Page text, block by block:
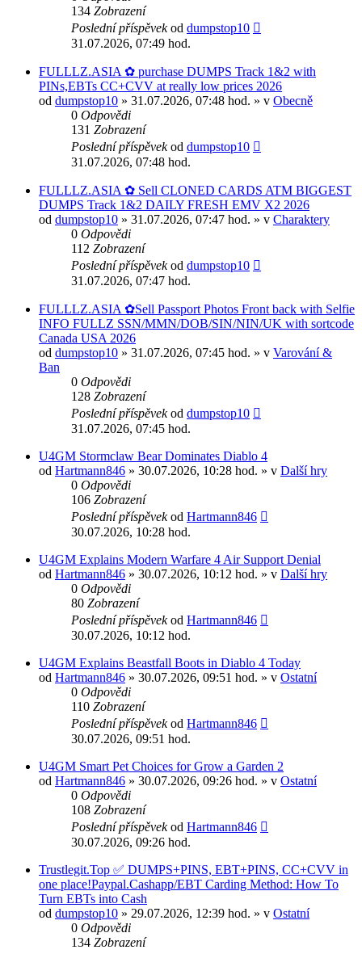
134 Zobrazení
Poslední příspěvekod dumpstop10
31.07.2026, 07:49 hod.
FULLLZ.ASIA ✿ purchase DUMPS Track 1&2 with
PINs,EBTs CC+CVV at really low prices 2026
od dumpstop10 » 31.07.2026, 07:48 hod. » v Obecně
0 Odpovědi
131 Zobrazení
Poslední příspěvekod dumpstop10
31.07.2026, 07:48 hod.
FULLLZ.ASIA ✿ Sell CLONED CARDS ATM BIGGEST
DUMPS Track 1&2 DAILY FRESH EMV X2 2026
od dumpstop10 » 31.07.2026, 07:47 hod. » v Charaktery
0 Odpovědi
112 Zobrazení
Poslední příspěvekod dumpstop10
31.07.2026, 07:47 hod.
FULLLZ.ASIA ✿Sell Passport Photos Front back with Selfie
INFO FULLZ SSN/MMN/DOB/SIN/NIN/UK with sortcode
Canada USA 2026
od dumpstop10 » 31.07.2026, 07:45 hod. » v Varování &
Ban
0 Odpovědi
128 Zobrazení
Poslední příspěvekod dumpstop10
31.07.2026, 07:45 hod.
U4GM Stormclaw Bear Dominates Diablo 4
od Hartmann846 » 30.07.2026, 10:28 hod. » v Další hry
0 Odpovědi
106 Zobrazení
Poslední příspěvekod Hartmann846
30.07.2026, 10:28 hod.
U4GM Explains Modern Warfare 4 Air Support Denial
od Hartmann846 » 30.07.2026, 10:12 hod. » v Další hry
0 Odpovědi
80 Zobrazení
Poslední příspěvekod Hartmann846
30.07.2026, 10:12 hod.
U4GM Explains Beastfall Boots in Diablo 4 Today
od Hartmann846 » 30.07.2026, 09:51 hod. » v Ostatní
0 Odpovědi
110 Zobrazení
Poslední příspěvekod Hartmann846
30.07.2026, 09:51 hod.
U4GM Smart Pet Choices for Grow a Garden 2
od Hartmann846 » 30.07.2026, 09:26 hod. » v Ostatní
0 Odpovědi
108 Zobrazení
Poslední příspěvekod Hartmann846
30.07.2026, 09:26 hod.
Trustlegit.Top ✅ DUMPS+PINS, EBT+PINS, CC+CVV in
one place!Paypal.Cashapp/EBT Carding Method: How To
Turn EBTs into Cash
od dumpstop10 » 29.07.2026, 12:39 hod. » v Ostatní
0 Odpovědi
134 Zobrazení